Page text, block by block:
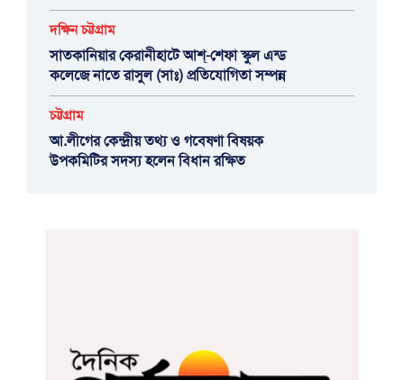
দক্ষিন চট্টগ্রাম
সাতকানিয়ার কেরানীহাটে আশ্-শেফা স্কুল এন্ড
কলেজে নাতে রাসুল (সাঃ) প্রতিযোগিতা সম্পন্ন
চট্টগ্রাম
আ.লীগের কেন্দ্রীয় তথ্য ও গবেষণা বিষয়ক
উপকমিটির সদস্য হলেন বিধান রক্ষিত